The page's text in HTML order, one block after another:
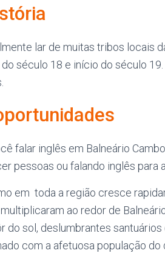
lar de muitas tribos locais
do século 18 e início do século
falar inglês em Balneário
pessoas ou falando inglês
em toda a região cresce
ao redor de
do sol, deslumbrantes
com a afetuosa população